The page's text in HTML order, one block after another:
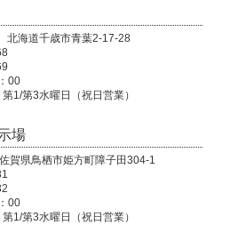
海道千歳市青葉2-17-28
00
1/第3水曜日（祝日営業）
場
賀県鳥栖市姫方町障子田304-1
00
1/第3水曜日（祝日営業）